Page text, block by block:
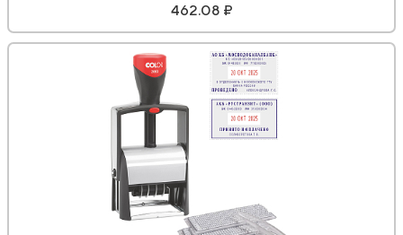
462.08 ₽